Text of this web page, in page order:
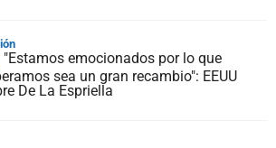
"Estamos emocionados por lo que
sea un gran recambio": EEUU
De La Espriella